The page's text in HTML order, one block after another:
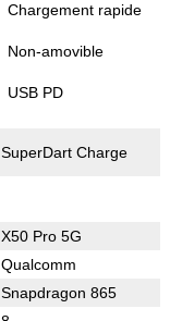
Chargement rapide
Non-amovible
USB PD
SuperDart Charge
X50 Pro 5G
Qualcomm
Snapdragon 865